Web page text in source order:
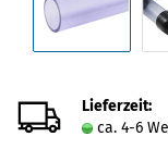
Lieferzeit:
ca. 4-6